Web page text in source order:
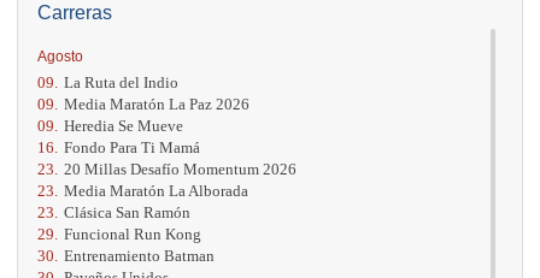
Carreras
Agosto
09. La Ruta del Indio
09. Media Maratón La Paz 2026
09. Heredia Se Mueve
16. Fondo Para Ti Mamá
23. 20 Millas Desafío Momentum 2026
23. Media Maratón La Alborada
23. Clásica San Ramón
29. Funcional Run Kong
30. Entrenamiento Batman